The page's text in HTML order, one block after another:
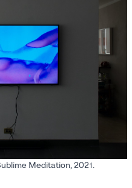
Meditation, 2021.